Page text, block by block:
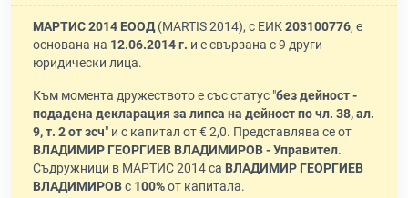
МАРТИС 2014 ЕООД(MARTIS 2014), с ЕИК203100776, е
основана на 12.06.2014 г. и е свързана с 9 други
юридически лица.
Към момента дружеството е със статус "без дейност -
подадена декларация за липса на дейност по чл. 38, ал.
9, т. 2 от зсч" и с капитал от € 2,0. Представлява се от
ВЛАДИМИР ГЕОРГИЕВ ВЛАДИМИРОВ - Управител.
Съдружници в МАРТИС 2014 са ВЛАДИМИР ГЕОРГИЕВ
ВЛАДИМИРОВс 100%от капитала.